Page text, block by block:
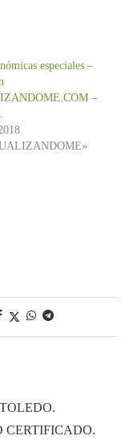
especiales –
–
CERTIFICADO.